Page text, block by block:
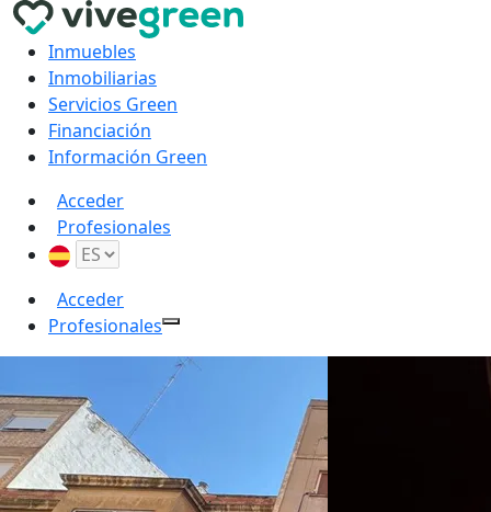
Inmuebles
Inmobiliarias
Servicios Green
Financiación
Información Green
Acceder
Profesionales
Acceder
Profesionales